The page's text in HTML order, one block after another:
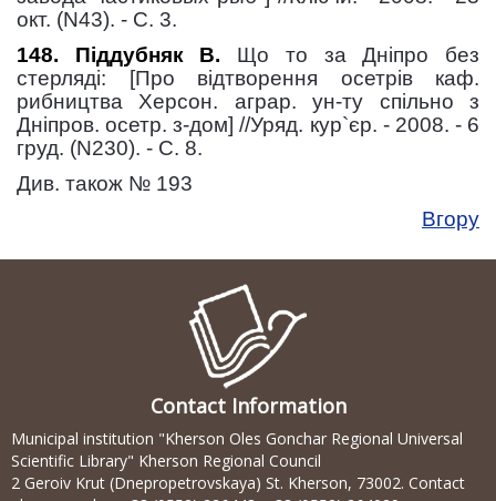
окт. (N43). - С. 3.
148. Піддубняк В. Що то за Дніпро без
стерляді: [Про відтворення осетрів каф.
рибництва Херсон. аграр. ун-ту спільно з
Дніпров. осетр. з-дом] //Уряд. кур`єр. - 2008. - 6
груд. (N230). - С. 8.
Див. також № 193
Вгору
Contact Information
Municipal institution "Kherson Oles Gonchar Regional Universal
Scientific Library" Kherson Regional Council
2 Geroiv Krut (Dnepropetrovskaya) St. Kherson, 73002. Contact